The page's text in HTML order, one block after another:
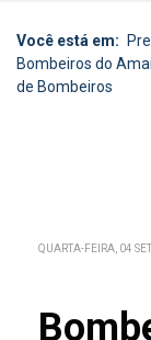
Você está em:
Bombeiros do
de Bombeiros
QUARTA-FEIRA, 04